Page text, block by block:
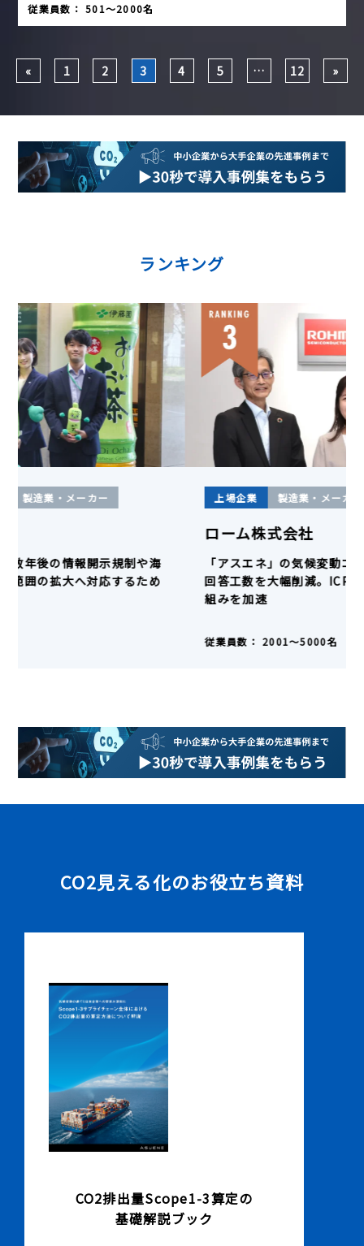
従業員数：501〜2000名
« 1 2 3 4 5 … 12 »
ランキング
上場企業 飲食・宿泊 製造業・メーカー
「アスエネ」の活用で、数年後の情報開示規制や海
外グループ会社への算定範囲の拡大へ対応するため
CO2見える化のお役立ち資料
CO2排出量Scope1-3算定の
基礎解説ブック